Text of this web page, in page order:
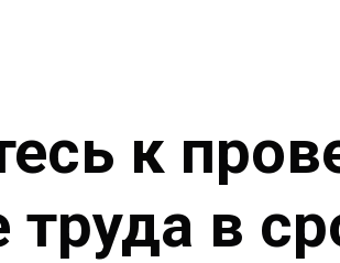
к
труда в